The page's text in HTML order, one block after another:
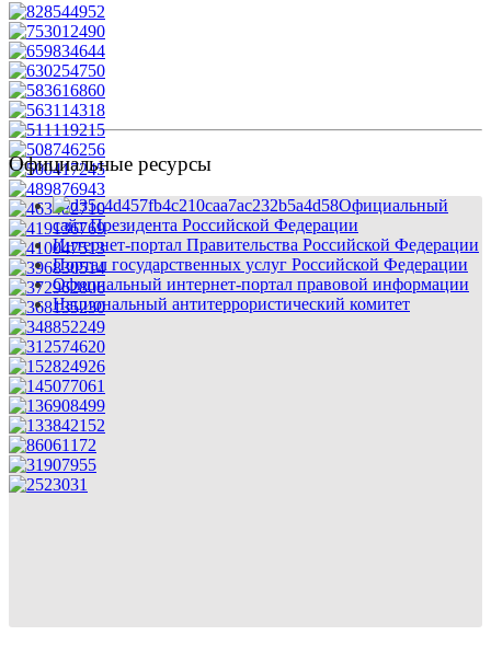
Официальные ресурсы
Официальный
сайт Президента Российской Федерации
Интернет-портал Правительства Российской Федерации
Портал государственных услуг Российской Федерации
Официальный интернет-портал правовой информации
Национальный антитеррористический комитет